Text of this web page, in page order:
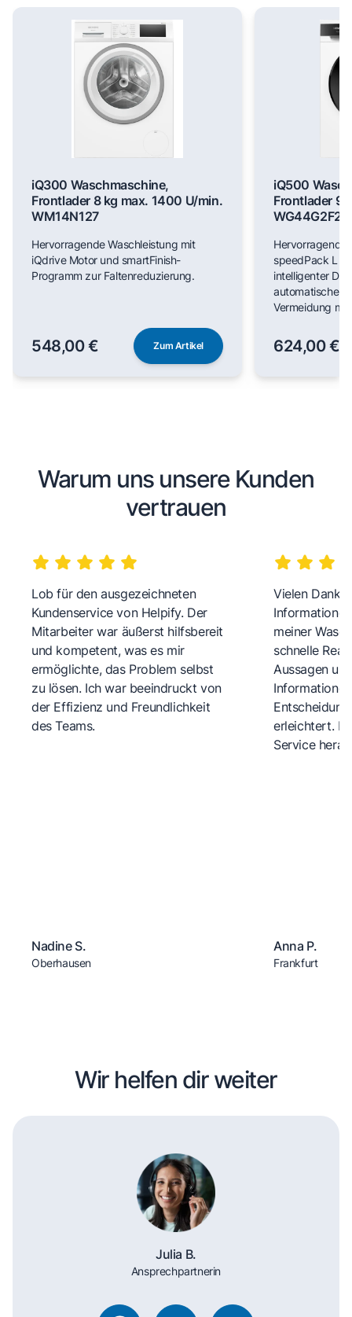
iQ300 Waschmaschine,
Frontlader 8 kg max. 1400 U/min.
WM14N127
Hervorragende Waschleistung mit
iQdrive Motor und smartFinish-
Programm zur Faltenreduzierung.
548,00 € Zum Artikel
iQ500
Frontlader 9
WG44G2F22
Hervorragende
speedPack L
intelligenter
automatischer
Vermeidung
624,00 €
Warum uns unsere Kunden
vertrauen
Lob für den ausgezeichneten
Kundenservice von Helpify. Der
Mitarbeiter war äußerst hilfsbereit
und kompetent, was es mir
ermöglichte, das Problem selbst
zu lösen. Ich war beeindruckt von
der Effizienz und Freundlichkeit
des Teams.
Nadine S.
Oberhausen
Vielen Dank
meiner
schnelle
Aussagen
erleichtert.
Service
Anna P.
Frankfurt
Wir helfen dir weiter
Julia B.
Ansprechpartnerin